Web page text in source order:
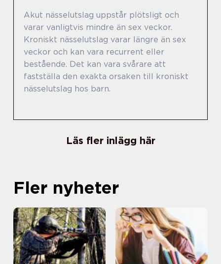
Akut nässelutslag uppstår plötsligt och
varar vanligtvis mindre än sex veckor.
Kroniskt nässelutslag varar längre än sex
veckor och kan vara recurrent eller
bestående. Det kan vara svårare att
fastställa den exakta orsaken till kroniskt
nässelutslag hos barn.
Läs fler inlägg här
Fler nyheter